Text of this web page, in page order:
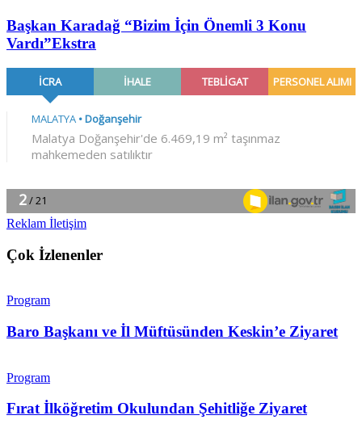
Başkan Karadağ “Bizim İçin Önemli 3 Konu
Vardı”Ekstra
Reklam İletişim
Çok İzlenenler
Program
Baro Başkanı ve İl Müftüsünden Keskin’e Ziyaret
Program
Fırat İlköğretim Okulundan Şehitliğe Ziyaret